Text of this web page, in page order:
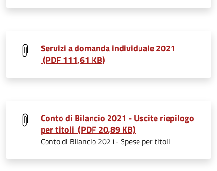
Servizi a domanda individuale 2021
(PDF 111,61 KB)
Conto di Bilancio 2021 - Uscite riepilogo
per titoli (PDF 20,89 KB)
Conto di Bilancio 2021- Spese per titoli